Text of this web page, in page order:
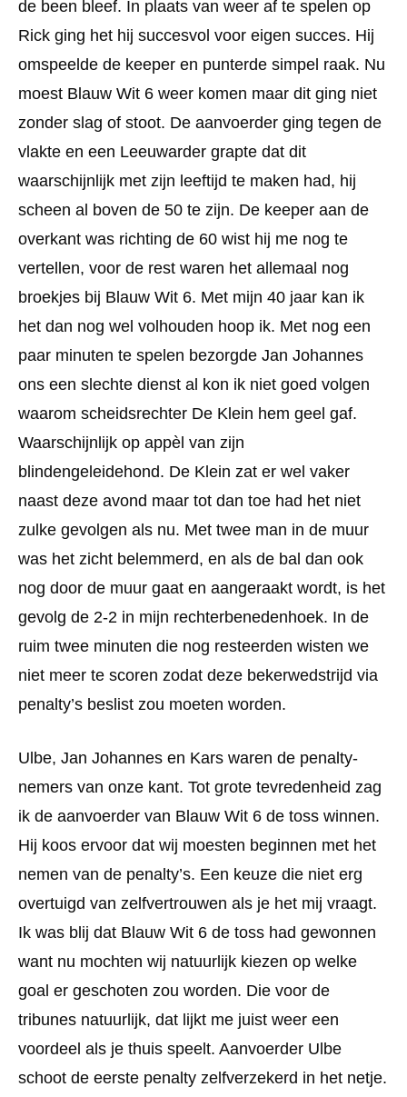
de been bleef. In plaats van weer af te spelen op
Rick ging het hij succesvol voor eigen succes. Hij
omspeelde de keeper en punterde simpel raak. Nu
moest Blauw Wit 6 weer komen maar dit ging niet
zonder slag of stoot. De aanvoerder ging tegen de
vlakte en een Leeuwarder grapte dat dit
waarschijnlijk met zijn leeftijd te maken had, hij
scheen al boven de 50 te zijn. De keeper aan de
overkant was richting de 60 wist hij me nog te
vertellen, voor de rest waren het allemaal nog
broekjes bij Blauw Wit 6. Met mijn 40 jaar kan ik
het dan nog wel volhouden hoop ik. Met nog een
paar minuten te spelen bezorgde Jan Johannes
ons een slechte dienst al kon ik niet goed volgen
waarom scheidsrechter De Klein hem geel gaf.
Waarschijnlijk op appèl van zijn
blindengeleidehond. De Klein zat er wel vaker
naast deze avond maar tot dan toe had het niet
zulke gevolgen als nu. Met twee man in de muur
was het zicht belemmerd, en als de bal dan ook
nog door de muur gaat en aangeraakt wordt, is het
gevolg de 2-2 in mijn rechterbenedenhoek. In de
ruim twee minuten die nog resteerden wisten we
niet meer te scoren zodat deze bekerwedstrijd via
penalty’s beslist zou moeten worden.
Ulbe, Jan Johannes en Kars waren de penalty-
nemers van onze kant. Tot grote tevredenheid zag
ik de aanvoerder van Blauw Wit 6 de toss winnen.
Hij koos ervoor dat wij moesten beginnen met het
nemen van de penalty’s. Een keuze die niet erg
overtuigd van zelfvertrouwen als je het mij vraagt.
Ik was blij dat Blauw Wit 6 de toss had gewonnen
want nu mochten wij natuurlijk kiezen op welke
goal er geschoten zou worden. Die voor de
tribunes natuurlijk, dat lijkt me juist weer een
voordeel als je thuis speelt. Aanvoerder Ulbe
schoot de eerste penalty zelfverzekerd in het netje.